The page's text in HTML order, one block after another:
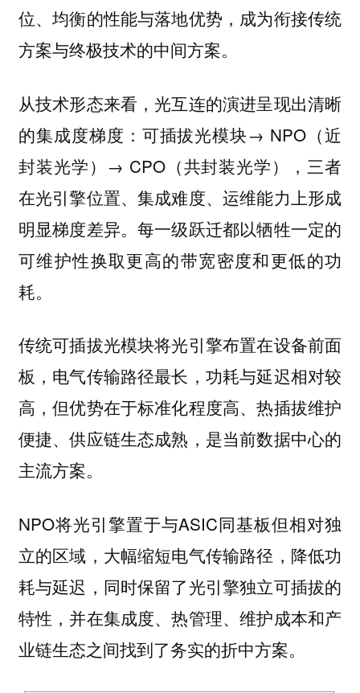
位、均衡的性能与落地优势，成为衔接传统
方案与终极技术的中间方案。
从技术形态来看，光互连的演进呈现出清晰
的集成度梯度：可插拔光模块→ NPO（近
封装光学）→ CPO（共封装光学），三者
在光引擎位置、集成难度、运维能力上形成
明显梯度差异。每一级跃迁都以牺牲一定的
可维护性换取更高的带宽密度和更低的功
耗。
传统可插拔光模块将光引擎布置在设备前面
板，电气传输路径最长，功耗与延迟相对较
高，但优势在于标准化程度高、热插拔维护
便捷、供应链生态成熟，是当前数据中心的
主流方案。
NPO将光引擎置于与ASIC同基板但相对独
立的区域，大幅缩短电气传输路径，降低功
耗与延迟，同时保留了光引擎独立可插拔的
特性，并在集成度、热管理、维护成本和产
业链生态之间找到了务实的折中方案。